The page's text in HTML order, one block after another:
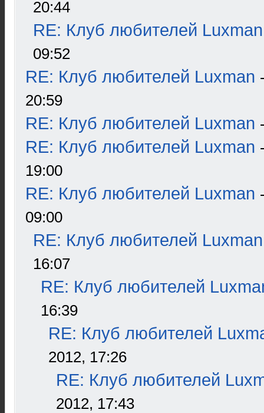
20:44
RE: Клуб любителей Luxman
09:52
RE: Клуб любителей Luxman
20:59
RE: Клуб любителей Luxman
RE: Клуб любителей Luxman
19:00
RE: Клуб любителей Luxman
09:00
RE: Клуб любителей Luxman
16:07
RE: Клуб любителей
16:39
RE: Клуб любителей
2012, 17:26
RE: Клуб любителей
2012, 17:43